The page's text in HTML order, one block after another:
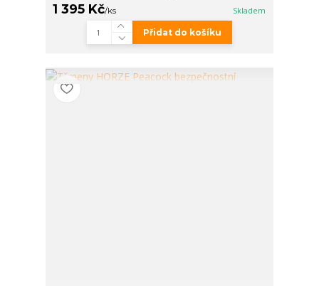
1 395 Kč/ks Skladem
Přidat do košíku